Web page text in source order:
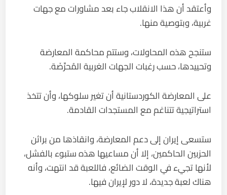
وأعتقد أن هذا الانقلاب جاء بعد مشاورات مع جهات
غربية، وبتوصية منها.
ستنجح هذه المحاولات، وستتم محاكمة المعارضة
وتحييدها، حسب رغبات الجهات الغربية المُحرِّضَة.
على المعارضة الكوردستانية أن تغير سلوكها، وأن تتخذ
استراتيجية تتناغم مع المستجدات القادمة.
ستسعى إيران إلى دعم المعارضة، وانقاذها من براثن
الحزبين الحاكمين، إلا أن مساعيها هذه ستبوء بالفشل،
لأنها تجيء في الوقت الضائع، فاللعبة قد انتهت، وأنه
هناك لعبة جديدة، لا دور لإيران فيها.